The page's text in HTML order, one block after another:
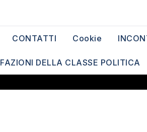
CONTATTI Cookie
FAZIONI DELLA CLASSE POLITICA